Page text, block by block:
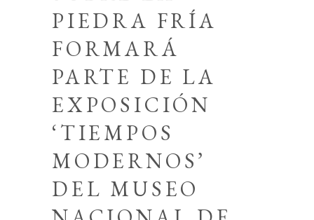
PIEDRA FRÍA
FORMARÁ
PARTE DE LA
EXPOSICIÓN
‘TIEMPOS
MODERNOS’
DEL MUSEO